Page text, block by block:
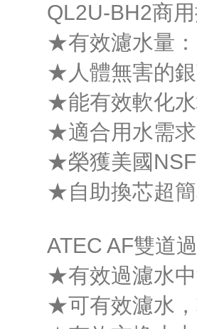
QL2U-BH2商
★有效濾水量
★人體無害的
★能有效軟化
★適合用水需
★榮獲美國
★自助換芯超
ATEC AF雙道
★有效過濾水
★可有效濾水